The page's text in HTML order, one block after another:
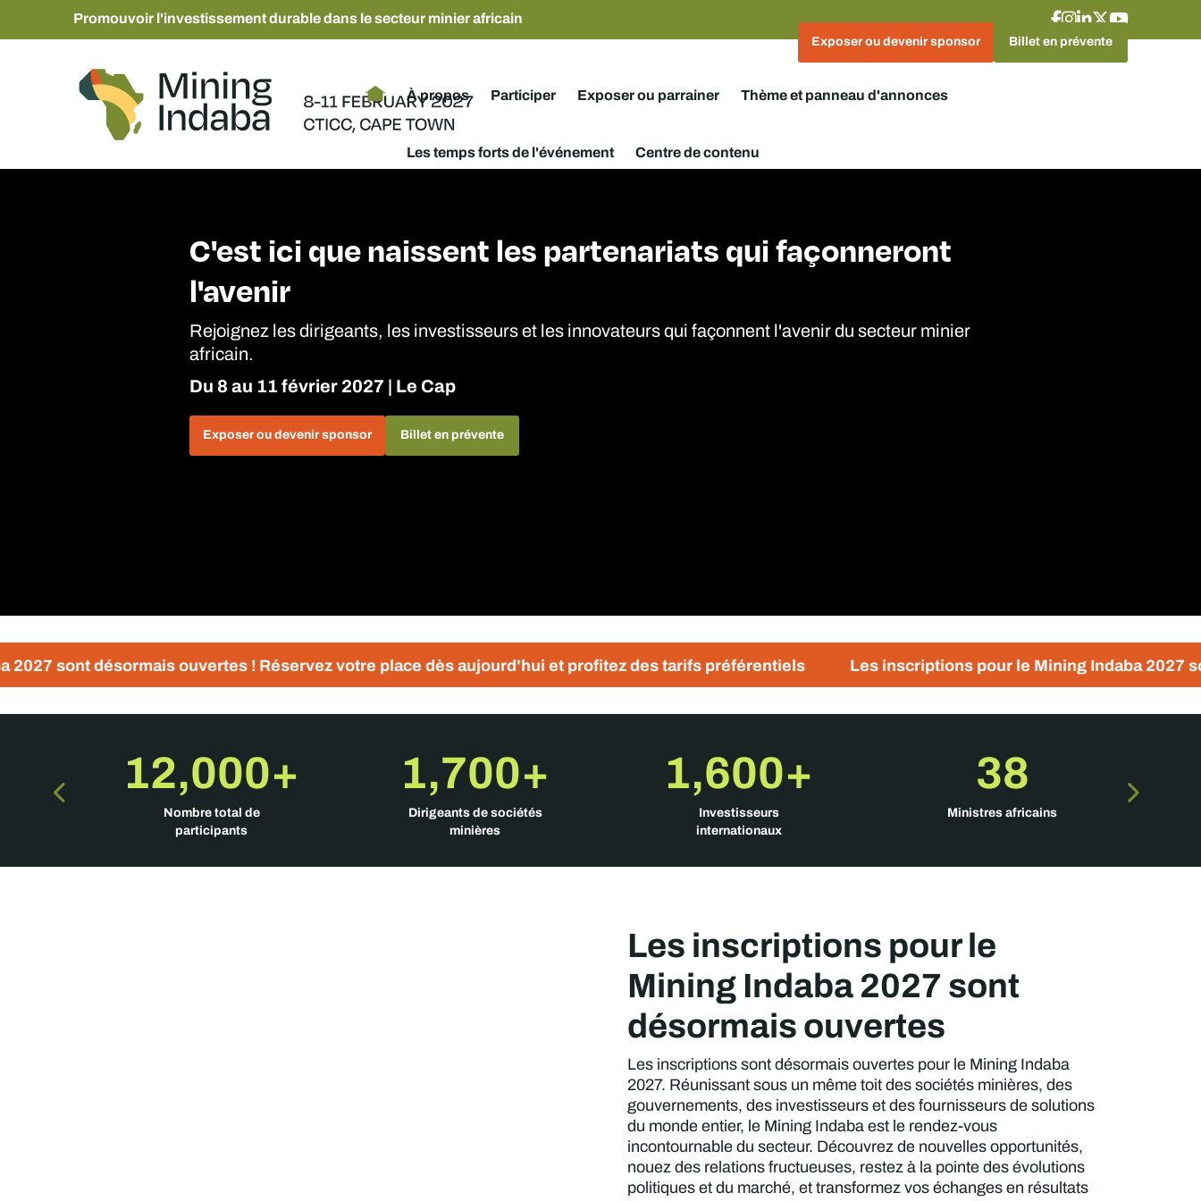
Promouvoir l'investissement durable dans le secteur minier africain
Exposer ou devenir sponsor Billet en prévente
À propos Participer Exposer ou parrainer Thème et panneau d'annonces
Les temps forts de l'événement Centre de contenu
C'est ici que naissent les partenariats qui façonneront
l'avenir
Rejoignez les dirigeants, les investisseurs et les innovateurs qui façonnent l'avenir du secteur minier
africain.
Du 8 au 11 février 2027 | Le Cap
Exposer ou devenir sponsor Billet en prévente
ouvertes ! Réservez votre place dès aujourd'hui et profitez des tarifs préférentiels Les inscriptions pour le Mining Indaba 2027 sont
12,000+
Nombre total de
participants
1,700+
Dirigeants de sociétés
minières
1,600+
Investisseurs
internationaux
38
Ministres africains
Les inscriptions pour le
Mining Indaba 2027 sont
désormais ouvertes
Les inscriptions sont désormais ouvertes pour le Mining Indaba
2027. Réunissant sous un même toit des sociétés minières, des
gouvernements, des investisseurs et des fournisseurs de solutions
du monde entier, le Mining Indaba est le rendez-vous
incontournable du secteur. Découvrez de nouvelles opportunités,
nouez des relations fructueuses, restez à la pointe des évolutions
politiques et du marché, et transformez vos échanges en résultats